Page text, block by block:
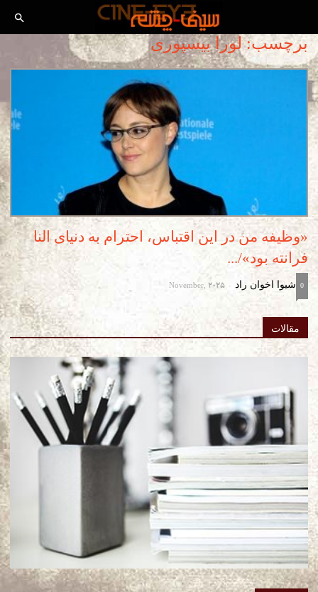
برچسب: لورا بیسپوری
«وظیفه من در این اقتباس، احترام به دنیای النا
فرانته بود»/...
شیوا اخوان راد -
November, 2025 0
مقالات